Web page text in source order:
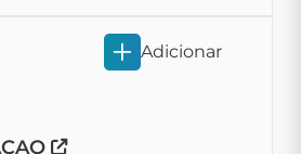
Adicionar